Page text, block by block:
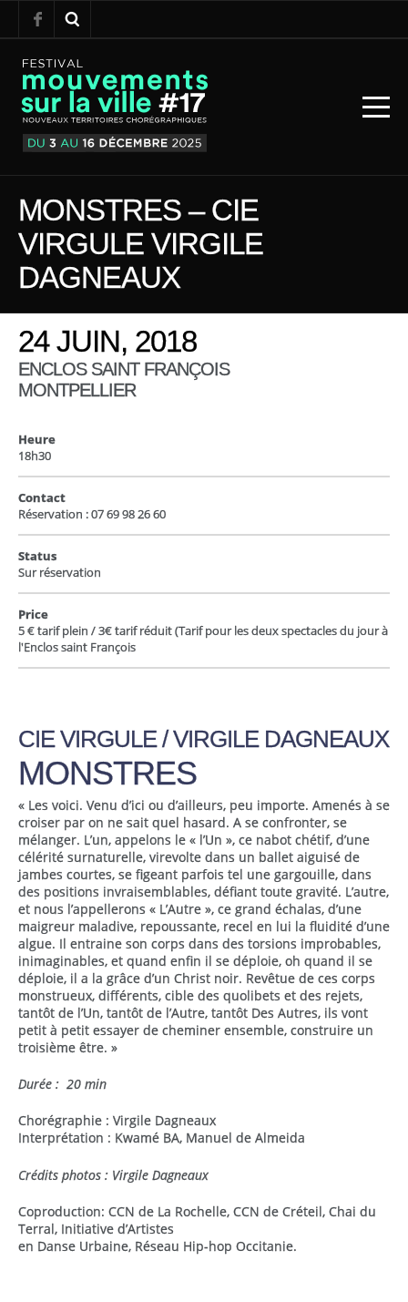
MONSTRES – CIE
VIRGULE VIRGILE
DAGNEAUX
24 JUIN, 2018
ENCLOS SAINT FRANÇOIS
MONTPELLIER
Heure
18h30
Contact
Réservation : 07 69 98 26 60
Status
Sur réservation
Price
5 € tarif plein / 3€ tarif réduit (Tarif pour les deux spectacles du jour à
l'Enclos saint François
CIE VIRGULE / VIRGILE DAGNEAUX
MONSTRES
« Les voici. Venu d’ici ou d’ailleurs, peu importe. Amenés à se
croiser par on ne sait quel hasard. A se confronter, se
mélanger. L’un, appelons le « l’Un », ce nabot chétif, d’une
célérité surnaturelle, virevolte dans un ballet aiguisé de
jambes courtes, se figeant parfois tel une gargouille, dans
des positions invraisemblables, défiant toute gravité. L’autre,
et nous l’appellerons « L’Autre », ce grand échalas, d’une
maigreur maladive, repoussante, recel en lui la fluidité d’une
algue. Il entraine son corps dans des torsions improbables,
inimaginables, et quand enfin il se déploie, oh quand il se
déploie, il a la grâce d’un Christ noir. Revêtue de ces corps
monstrueux, différents, cible des quolibets et des rejets,
tantôt de l’Un, tantôt de l’Autre, tantôt Des Autres, ils vont
petit à petit essayer de cheminer ensemble, construire un
troisième être. »
Durée : 20 min
Chorégraphie : Virgile Dagneaux
Interprétation : Kwamé BA, Manuel de Almeida
Crédits photos : Virgile Dagneaux
Coproduction: CCN de La Rochelle, CCN de Créteil, Chai du
Terral, Initiative d’Artistes
en Danse Urbaine, Réseau Hip-hop Occitanie.